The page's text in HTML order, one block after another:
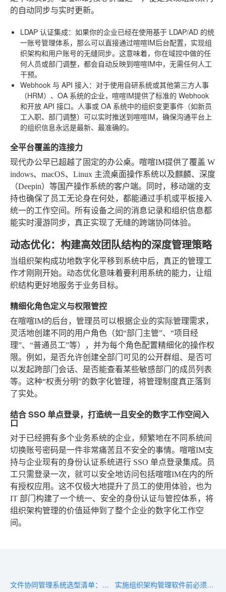
的自动同步与实时更新。
LDAP 认证集成：如果你的企业已经在使用基于 LDAP/AD 的统
一账号管理体系，那么可以直接通过喧喧IM后台配置，实现组
织架构和用户账号的无缝同步。这意味着，你在域控中做的任
何人员或部门调整，都会自动反映到喧喧IM中，无需任何人工
干预。
Webhook 与 API 接入 ：对于使用自研系统或其他第三方人事
（HRM）、OA 系统的企业，喧喧IM提供了标准的 Webhook
和开放 API 接口。人事或 OA 系统中的组织变更事件（如新员
工入职、部门调整）可以实时推送到喧喧IM，确保沟通平台上
的组织信息永远是最新、最准确的。
全平台覆盖的连接力
现代办公早已超越了固定的办公桌。喧喧IM提供了覆盖 W
indows、macOS、Linux 主流桌面操作系统以及麒麟、深度
（Deepin）等国产操作系统的客户端。同时，移动端的支
持也确保了员工无论身在何处，都能通过手机或平板接入
统一的工作空间。所有设备之间的消息记录和组织信息都
能实时漫游同步，真正实现了无缝的跨端协同体验。
动态优化：构建高效团队结构的深度管理策略
当组织架构成功地数字化平移到系统中后，真正的管理工
作才刚刚开始。动态优化意味着要利用系统的能力，让组
织结构更好地服务于业务目标。
精细化角色定义与权限管控
在喧喧IM的后台，管理员可以根据企业的实际管理需求，
灵活地创建不同的用户角色（如“部门主管”、“项目经
理”、“普通员工”等），并为每个角色配置精细化的操作权
限。例如，是否允许创建全部门可见的公开群组、是否可
以发起跨部门会话、是否能查看某些敏感部门的成员列表
等。这种“权责分明”的数字化管理，将管理制度真正落到
了实处。
结合 SSO 单点登录，打造统一且安全的数字工作空间入
口
对于已经拥有多个业务系统的企业，频繁地在不同系统间
切换账号密码是一件非常痛苦且不安全的事情。喧喧IM支
持与企业现有的身份认证系统进行 SSO 单点登录集成。员
工只需登录一次，就可以安全地访问包括喧喧IM在内的所
有授权应用。这不仅极大地提升了员工的使用体验，也为
IT 部门构建了一个统一、安全的身份认证与管控体系，将
组织架构管理的价值延伸到了整个企业的数字化工作空
间。
文件协同管理系统选型清单：2026年B2B企业高效协作的推荐方案
实施组织架构管理软件前必须明确的5个关键步骤与避坑要点